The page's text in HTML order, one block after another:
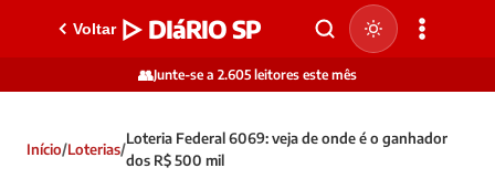
Voltar ▷ DIáRIO SP
👥Junte-se a 2.605 leitores este mês
Início/Loterias/
Loteria Federal 6069: veja de onde é o ganhador
dos R$ 500 mil